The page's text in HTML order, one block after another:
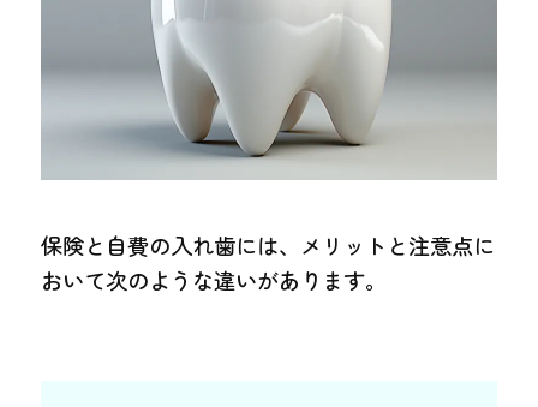
保険と自費の入れ歯には、メリットと注意点に
おいて次のような違いがあります。